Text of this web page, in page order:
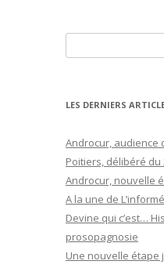
LES DERNIERS
Androcur, audience
Poitiers, délibéré du
Androcur, nouvelle
A la une de L’informé
Devine qui c’est…
prosopagnosie
Une nouvelle étape